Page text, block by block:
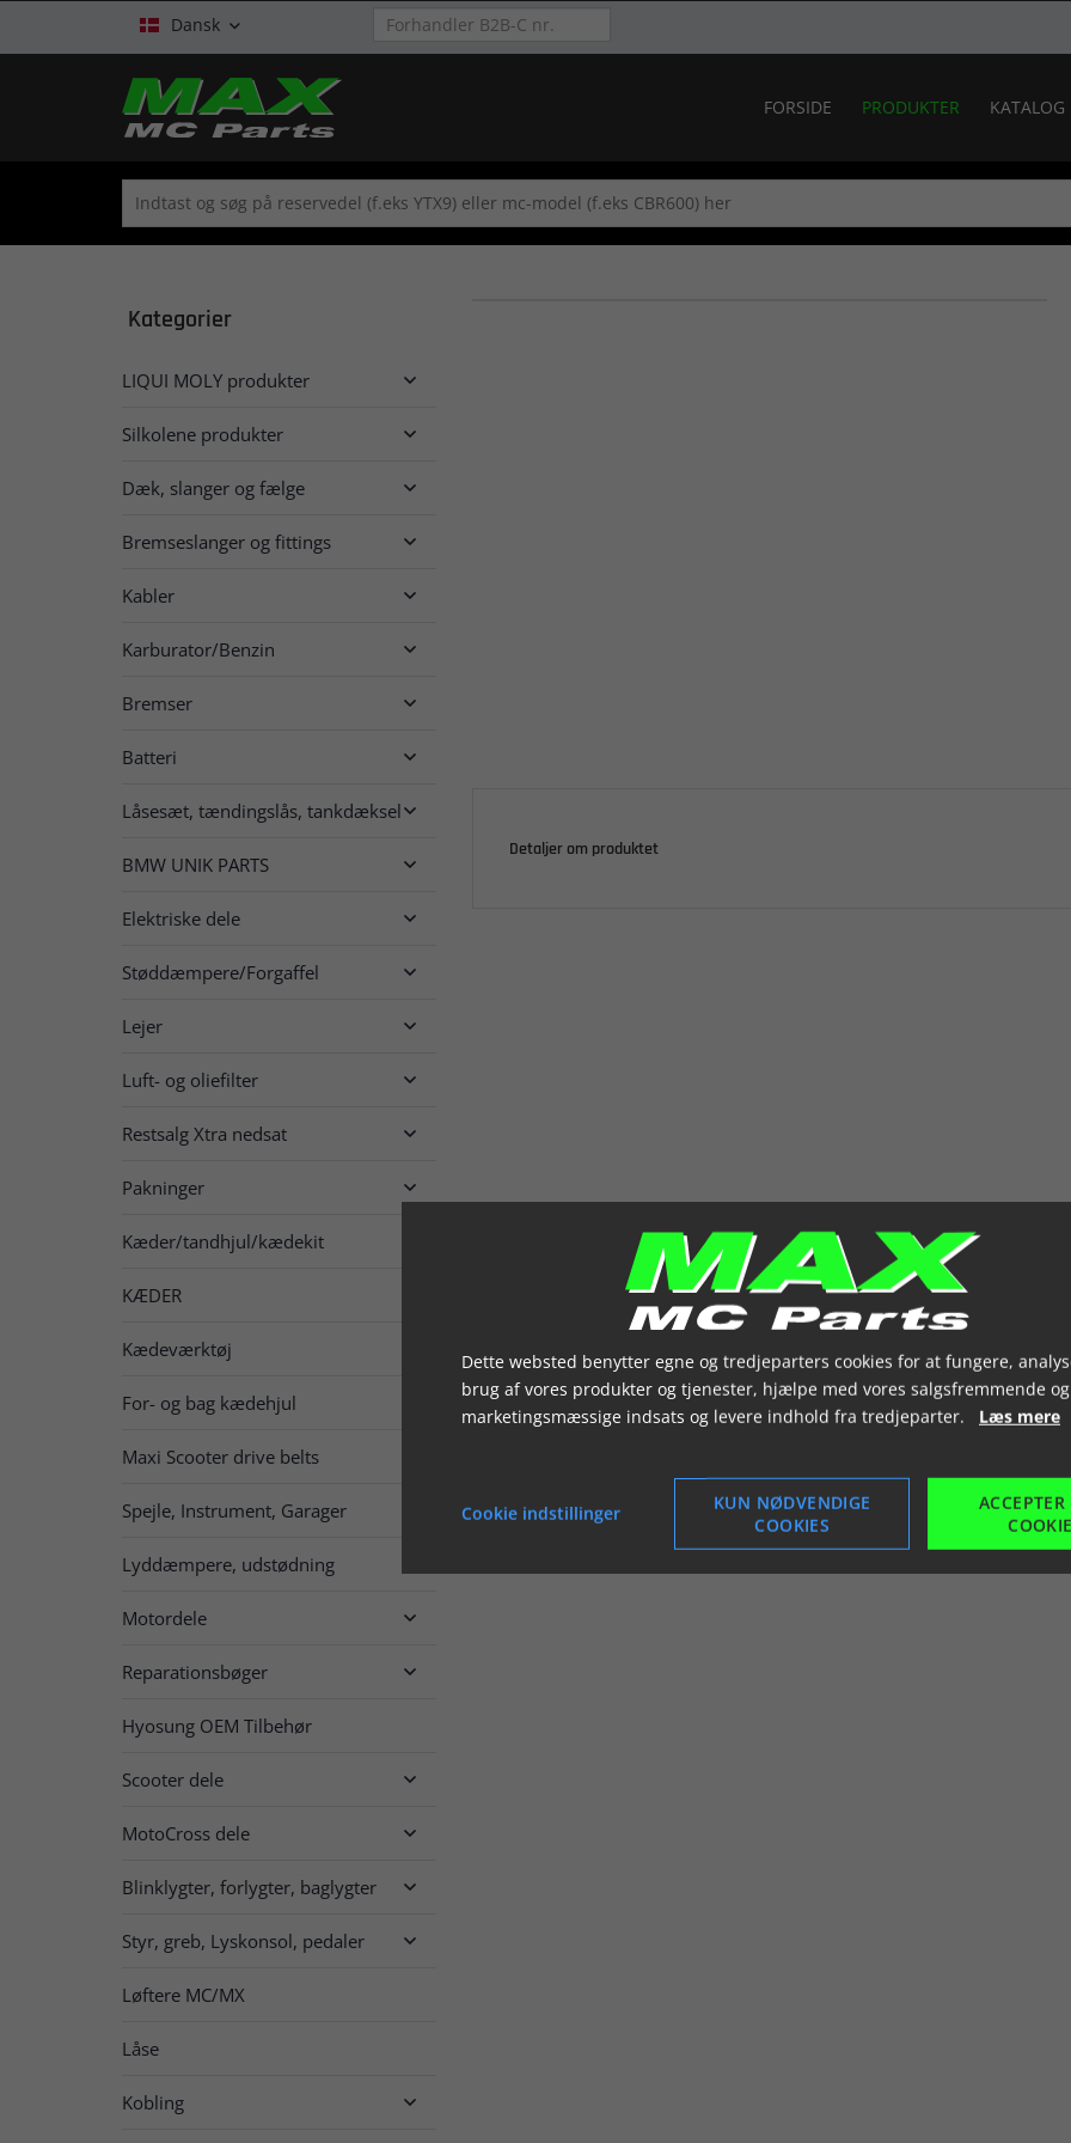
Dansk 
FORSIDE PRODUKTER KATALOG
Kategorier
LIQUI MOLY produkter 
Silkolene produkter 
Dæk, slanger og fælge 
Bremseslanger og fittings 
Kabler 
Karburator/Benzin 
Bremser 
Batteri 
Låsesæt, tændingslås, tankdæksel
BMW UNIK PARTS 
Elektriske dele 
Støddæmpere/Forgaffel 
Lejer 
Luft- og oliefilter 
Restsalg Xtra nedsat 
Pakninger 
Kæder/tandhjul/kædekit
KÆDER
Kædeværktøj
For- og bag kædehjul
Maxi Scooter drive belts
Spejle, Instrument, Garager
Lyddæmpere, udstødning
Motordele 
Reparationsbøger 
Hyosung OEM Tilbehør
Scooter dele 
MotoCross dele 
Blinklygter, forlygter, baglygter 
Styr, greb, Lyskonsol, pedaler 
Løftere MC/MX
Låse
Kobling 
Detaljer om produktet
Dette websted benytter egne og tredjeparters cookies for at fungere,
brug af vores produkter og tjenester, hjælpe med vores salgsfremmende og
marketingsmæssige indsats og levere indhold fra tredjeparter. Læs mere
Cookie indstillinger
KUN NØDVENDIGE
COOKIES